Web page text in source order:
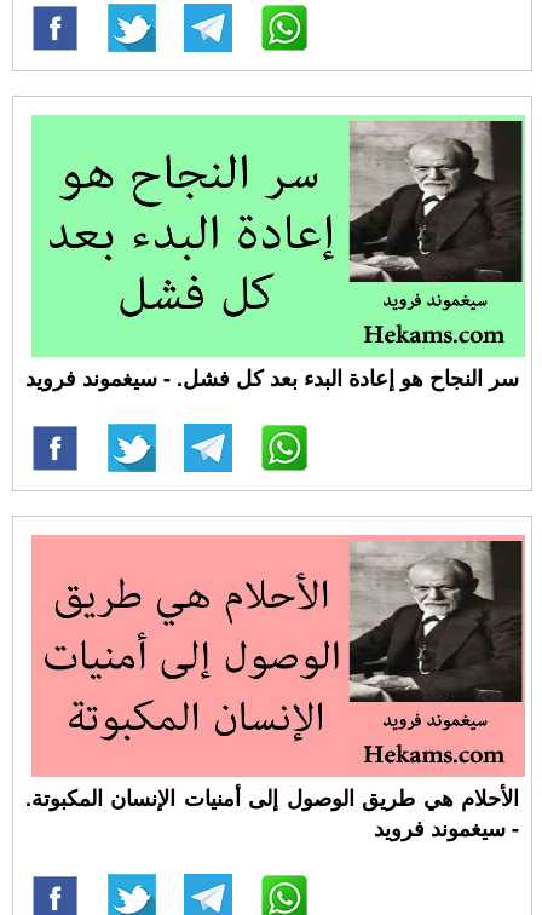
سر النجاح هو إعادة البدء بعد كل فشل. - سيغموند فرويد
الأحلام هي طريق الوصول إلى أمنيات الإنسان المكبوتة.
- سيغموند فرويد